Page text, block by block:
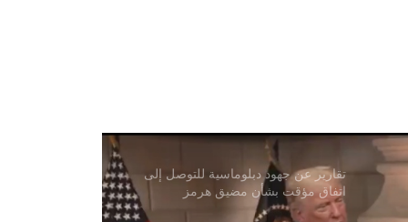
تقارير عن جهود دبلوماسية للتوصل إلى
اتفاق مؤقت بشأن مضيق هرمز